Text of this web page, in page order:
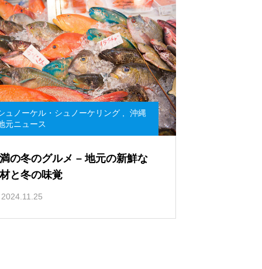
ュノーケル・シュノーケリング
沖縄
元ニュース
の冬のグルメ – 地元の新鮮な
と冬の味覚
2024.11.25